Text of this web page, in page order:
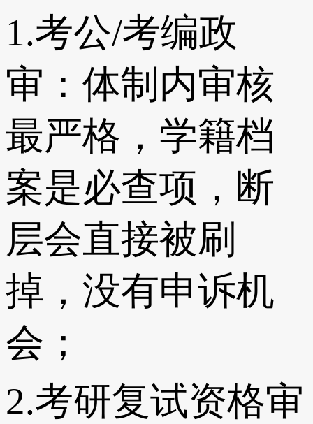
1.考公/考编政
审：体制内审核
最严格，学籍档
案是必查项，断
层会直接被刷
掉，没有申诉机
会；
2.考研复试资格审